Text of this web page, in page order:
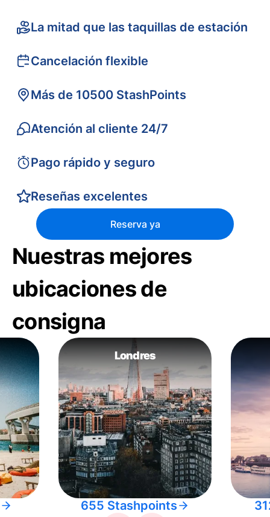
La mitad que las taquillas de estación
Cancelación flexible
Más de 10500 StashPoints
Atención al cliente 24/7
Pago rápido y seguro
Reseñas excelentes
Reserva ya
Nuestras mejores
ubicaciones de
consigna
Londres
655 Stashpoints